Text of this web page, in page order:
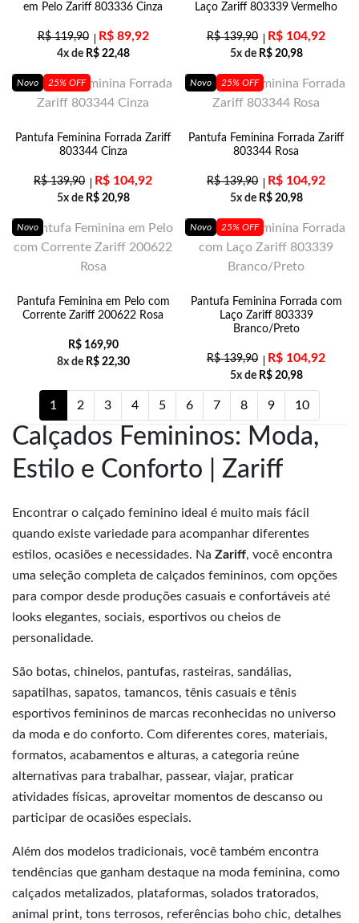
em Pelo Zariff 803336 Cinza
R$119,90 R$89,92
4x de R$22,48
Laço Zariff 803339 Vermelho
R$139,90 R$ 104,92
5x de R$20,98
Novo 25% OFF
Pantufa Feminina Forrada Zariff
803344 Cinza
R$139,90 R$ 104,92
5x de R$20,98
Novo 25% OFF
Pantufa Feminina Forrada Zariff
803344 Rosa
R$139,90 R$ 104,92
5x de R$20,98
Novo
Pantufa Feminina em Pelo com
Corrente Zariff 200622 Rosa
R$169,90
8x de R$22,30
Novo 25% OFF
Pantufa Feminina Forrada com
Laço Zariff 803339
Branco/Preto
R$139,90 R$ 104,92
5x de R$20,98
1 2 3 4 5 6 7 8 9 10
Calçados Femininos: Moda,
Estilo e Conforto | Zariff
Encontrar o calçado feminino ideal é muito mais fácil
quando existe variedade para acompanhar diferentes
estilos, ocasiões e necessidades. Na Zariff, você encontra
uma seleção completa de calçados femininos, com opções
para compor desde produções casuais e confortáveis até
looks elegantes, sociais, esportivos ou cheios de
personalidade.
São botas, chinelos, pantufas, rasteiras, sandálias,
sapatilhas, sapatos, tamancos, tênis casuais e tênis
esportivos femininos de marcas reconhecidas no universo
da moda e do conforto. Com diferentes cores, materiais,
formatos, acabamentos e alturas, a categoria reúne
alternativas para trabalhar, passear, viajar, praticar
atividades físicas, aproveitar momentos de descanso ou
participar de ocasiões especiais.
Além dos modelos tradicionais, você também encontra
tendências que ganham destaque na moda feminina, como
calçados metalizados, plataformas, solados tratorados,
animal print, tons terrosos, referências boho chic, detalhes